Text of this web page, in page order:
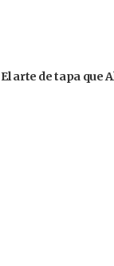
El arte de tapa que